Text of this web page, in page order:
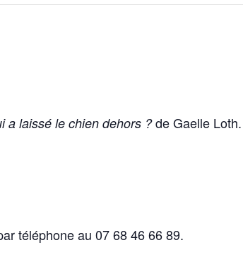
a laissé le chien dehors ?de Gaelle Loth.
téléphone au 07 68 46 66 89.